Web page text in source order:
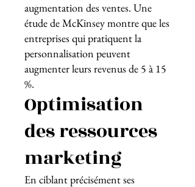
augmentation des ventes. Une
étude de McKinsey montre que les
entreprises qui pratiquent la
personnalisation peuvent
augmenter leurs revenus de 5 à 15
%.
Optimisation
des ressources
marketing
En ciblant précisément ses